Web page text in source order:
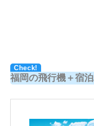
福岡の飛行機＋宿